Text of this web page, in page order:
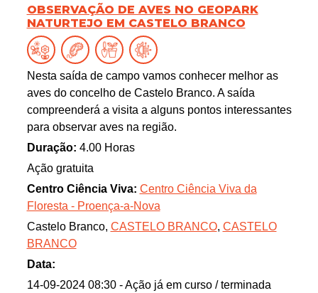
OBSERVAÇÃO DE AVES NO GEOPARK
NATURTEJO EM CASTELO BRANCO
Nesta saída de campo vamos conhecer melhor as
aves do concelho de Castelo Branco. A saída
compreenderá a visita a alguns pontos interessantes
para observar aves na região.
Duração: 4.00 Horas
Ação gratuita
Centro Ciência Viva: Centro Ciência Viva da
Floresta - Proença-a-Nova
Castelo Branco, CASTELO BRANCO, CASTELO
BRANCO
Data:
14-09-2024 08:30 - Ação já em curso / terminada